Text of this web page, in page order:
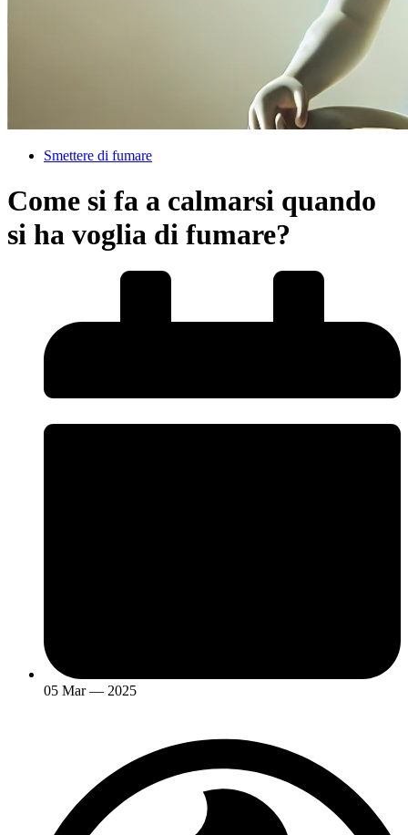
Smettere di fumare
Come si fa a calmarsi quando
si ha voglia di fumare?
05 Mar — 2025